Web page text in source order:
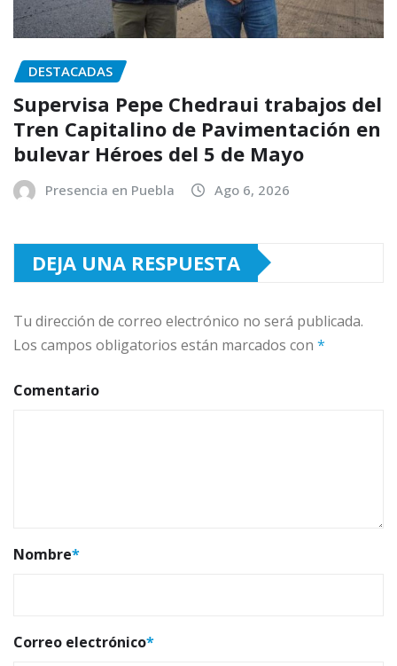
DESTACADAS
Supervisa Pepe Chedraui trabajos del
Tren Capitalino de Pavimentación en
bulevar Héroes del 5 de Mayo
Presencia en Puebla Ago 6, 2026
DEJA UNA RESPUESTA
Tu dirección de correo electrónico no será publicada.
Los campos obligatorios están marcados con *
Comentario
Nombre*
Correo electrónico*